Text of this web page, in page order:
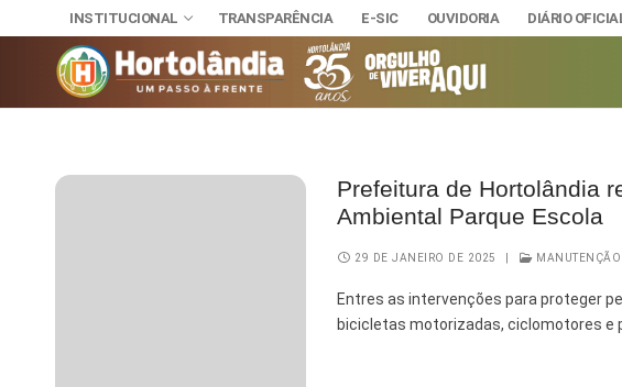
INSTITUCIONAL TRANSPARÊNCIA E-SIC OUVIDORIA DIÁRIO
INSTITUCIONAL
SECRETARIAS
Administração e Gestão de
Assuntos Jurídicos
NOSSA CIDADE
HINO, BRASÃO E BANDEIRA
TRANSPARÊNCIA
DIÁRIO OFICIAL
LEIS MUNICIPAIS
Prefeitura de Hortolândia
Ambiental Parque Escola
29 DE JANEIRO DE 2025
Entres as intervenções para proteger
bicicletas motorizadas, ciclomotores e